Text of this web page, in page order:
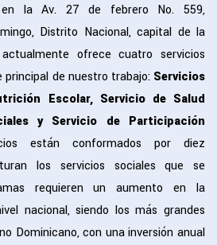
la Av. 27 de febrero No. 559,
Distrito Nacional, capital de la
actualmente ofrece cuatro servicios
de nuestro trabajo: Servicios
Escolar, Servicio de Salud
y Servicio de Participación
están conformados por diez
los servicios sociales que se
requieren un aumento en la
nacional, siendo los más grandes
Dominicano, con una inversión anual